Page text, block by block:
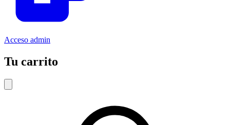
Acceso admin
Tu carrito